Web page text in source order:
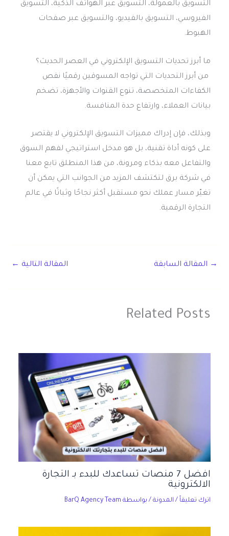
التسويق بالعمولة، التسويق عبر الهواتف الذكية، التسويق
الفيروسي، التسويق بالفيديو، والتسويق عبر صفحات
الهبوط.
ما أبرز تحديات التسويق الإلكتروني في العصر الحديث؟
من أبرز التحديات التي تواجه المسوقين رقميًا نقص
الكفاءات المتخصصة، تنوع القنوات والأجهزة، تضخم
بيانات العملاء، وارتفاع حدة المنافسة.
وبذلك، فإن إدراك مميزات التسويق الإلكتروني لا يقتصر
على كونه أداة تقنية، بل هو مدخل استراتيجي لفهم السوق
والتفاعل معه بذكاء ومرونة، من هذا المنطلق تابع معنا
في شركة برق لتكتشف المزيد من الجوانب التي يمكن أن
تغيّر مسار عملك نحو مستقبل أكثر نجاحًا وثباتًا في عالم
التجارة الرقمية.
→ المقالة السابقة المقالة التالية ←
Related Posts
افضل 7 منصات تساعدك للبدء بـ التجارة
الالكترونية
اترك تعليقاً / المدونة / بواسطة BarQ Agency Team